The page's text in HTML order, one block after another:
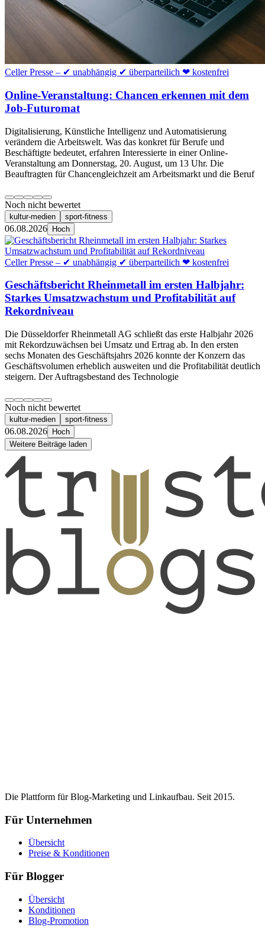
Celler Presse – ✔ unabhängig ✔ überparteilich ❤ kostenfrei
Online-Veranstaltung: Chancen erkennen mit dem
Job-Futuromat
Digitalisierung, Künstliche Intelligenz und Automatisierung
verändern die Arbeitswelt. Was das konkret für Berufe und
Beschäftigte bedeutet, erfahren Interessierte in einer Online-
Veranstaltung am Donnerstag, 20. August, um 13 Uhr. Die
Beauftragten für Chancengleichzeit am Arbeitsmarkt und die Beruf
Noch nicht bewertet
kultur-medien sport-fitness
06.08.2026 Hoch
Celler Presse – ✔ unabhängig ✔ überparteilich ❤ kostenfrei
Geschäftsbericht Rheinmetall im ersten Halbjahr:
Starkes Umsatzwachstum und Profitabilität auf
Rekordniveau
Die Düsseldorfer Rheinmetall AG schließt das erste Halbjahr 2026
mit Rekordzuwächsen bei Umsatz und Ertrag ab. In den ersten
sechs Monaten des Geschäftsjahrs 2026 konnte der Konzern das
Geschäftsvolumen erheblich ausweiten und die Profitabilität deutlich
steigern. Der Auftragsbestand des Technologie
Noch nicht bewertet
kultur-medien sport-fitness
06.08.2026
Hoch
Weitere Beiträge laden
Die Plattform für Blog-Marketing und Linkaufbau. Seit 2015.
Für Unternehmen
Übersicht
Preise & Konditionen
Für Blogger
Übersicht
Konditionen
Blog-Promotion